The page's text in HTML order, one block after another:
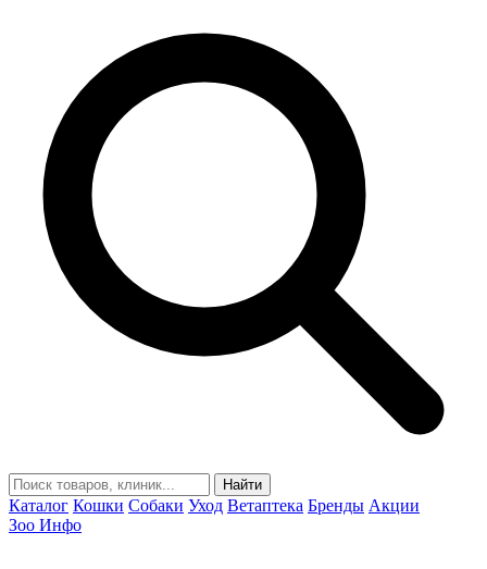
Найти
Каталог Кошки Собаки Уход Ветаптека Бренды Акции
Зоо Инфо